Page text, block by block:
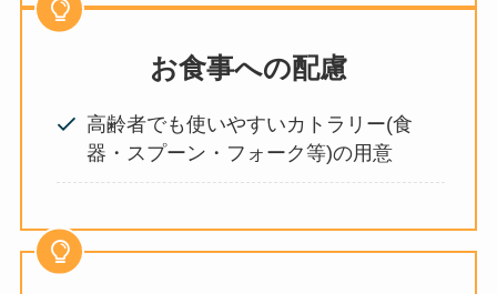
お食事への配慮
高齢者でも使いやすいカトラリー(食
器・スプーン・フォーク等)の用意